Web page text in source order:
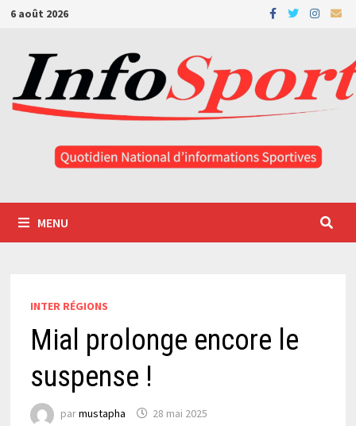
Passer
contenu
6 août 2026
MENU
INTER RÉGIONS
Mial prolonge encore le
suspense !
parmustapha 28 mai 2025